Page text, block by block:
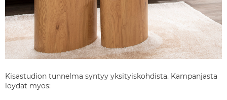
Kisastudion tunnelma syntyy yksityiskohdista. Kampanjasta
löydät myös: